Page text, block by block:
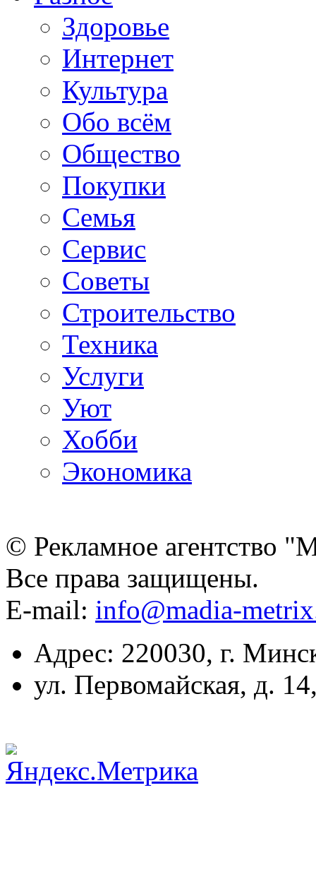
Здоровье
Интернет
Культура
Обо всём
Общество
Покупки
Семья
Сервис
Советы
Строительство
Техника
Услуги
Уют
Хобби
Экономика
© Рекламное агентство
Все права защищены.
E-mail: info@madia-
Адрес: 220030, г.
ул. Первомайская, д.